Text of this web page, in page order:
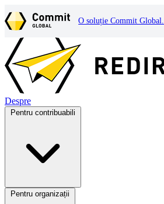
O soluție Commit Global.
Despre
Pentru contribuabili
Pentru organizații